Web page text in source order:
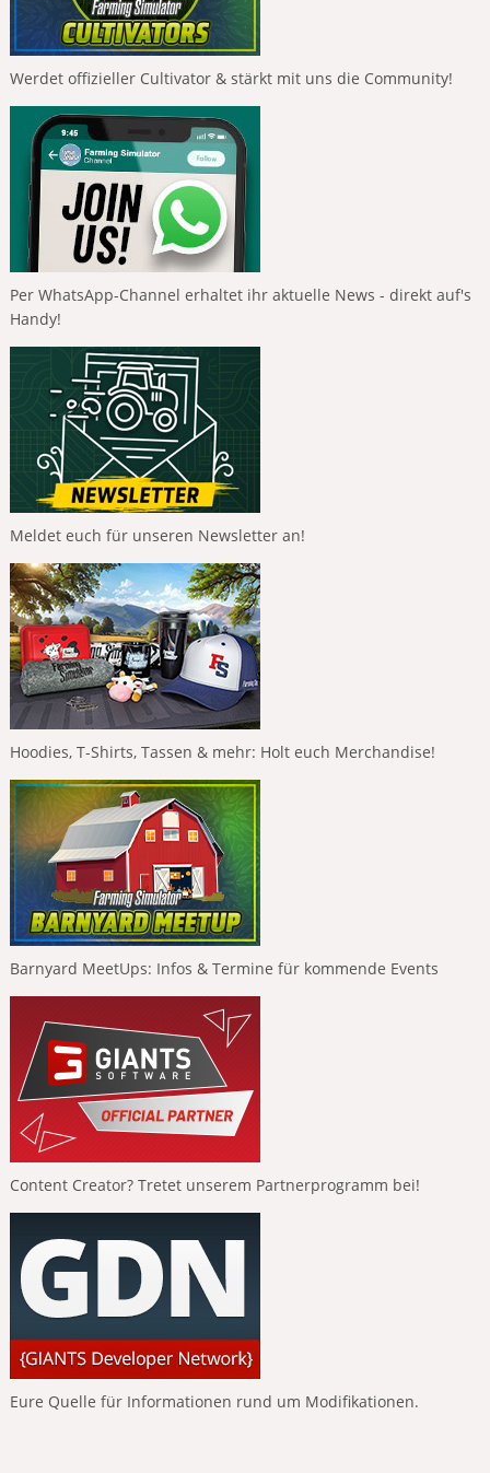
Werdet offizieller Cultivator & stärkt mit uns die Community!
Per WhatsApp-Channel erhaltet ihr aktuelle News - direkt auf's
Handy!
Meldet euch für unseren Newsletter an!
Hoodies, T-Shirts, Tassen & mehr: Holt euch Merchandise!
Barnyard MeetUps: Infos & Termine für kommende Events
Content Creator? Tretet unserem Partnerprogramm bei!
Eure Quelle für Informationen rund um Modifikationen.